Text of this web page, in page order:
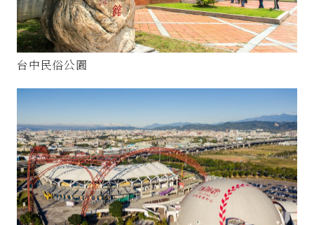
台中民俗公園